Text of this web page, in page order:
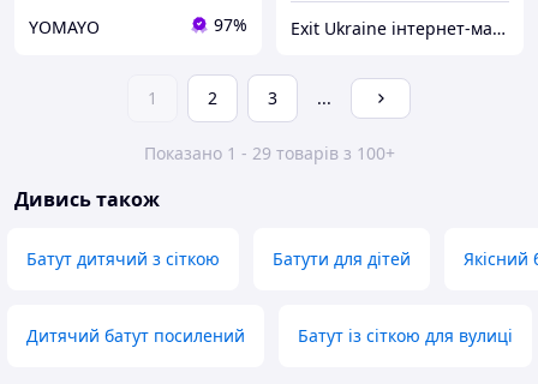
YOMAYO 97% Exit Ukraine інтернет-магазин
1 2 3 ...
Показано 1 - 29 товарів з 100+
Дивись також
Батут дитячий з сіткою Батути для дітей Якісний
Дитячий батут посилений Батут із сіткою для вулиці